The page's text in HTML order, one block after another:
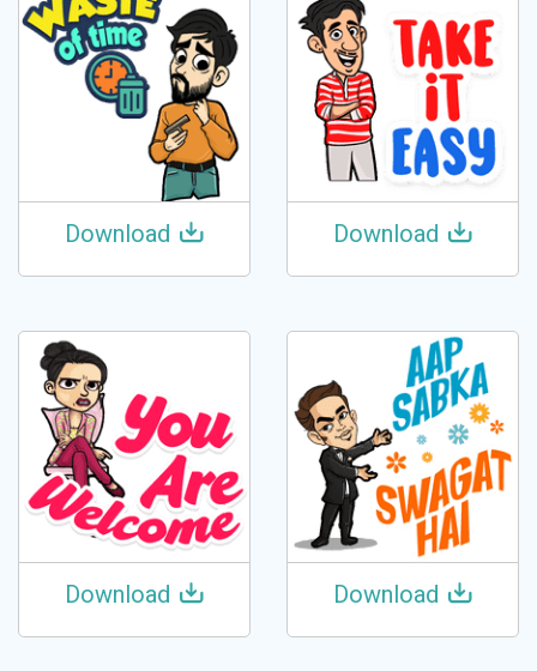
Download Download
Download Download